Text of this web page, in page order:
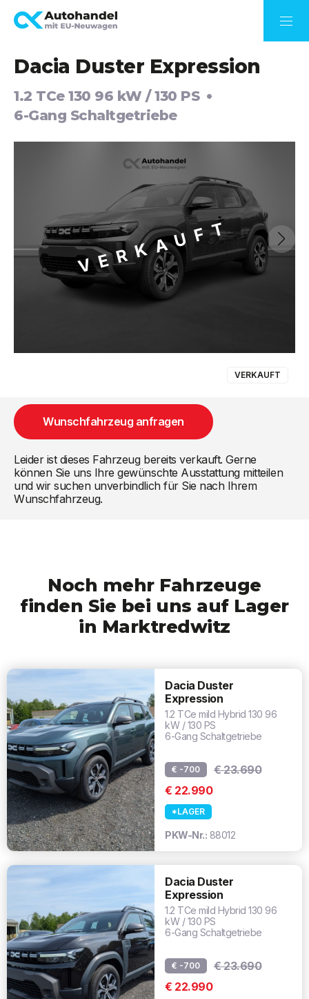
Dacia Duster Expression
1.2 TCe 130 96 kW / 130 PS
6-Gang Schaltgetriebe
VERKAUFT
VERKAUFT
Wunschfahrzeug anfragen
Leider ist dieses Fahrzeug bereits verkauft. Gerne
können Sie uns Ihre gewünschte Ausstattung mitteilen
und wir suchen unverbindlich für Sie nach Ihrem
Wunschfahrzeug.
Noch mehr Fahrzeuge
finden Sie bei uns auf Lager
in Marktredwitz
Dacia Duster
Expression
1.2 TCe mild Hybrid 130 96
kW / 130 PS
6-Gang Schaltgetriebe
€ -700
€ 23.690
€ 22.990
*LAGER
PKW-Nr.: 88012
Dacia Duster
Expression
1.2 TCe mild Hybrid 130 96
kW / 130 PS
6-Gang Schaltgetriebe
€ -700
€ 23.690
€ 22.990